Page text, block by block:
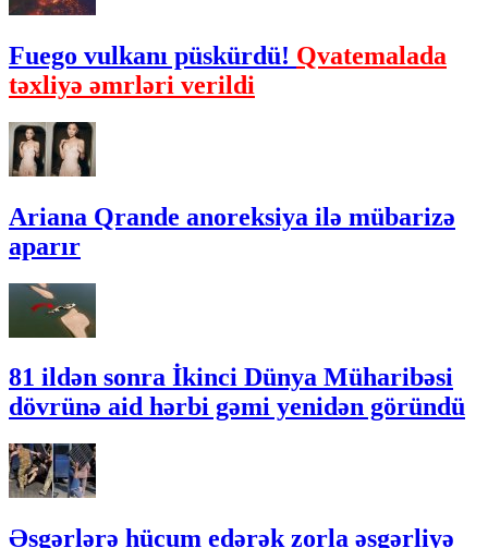
Fuego vulkanı püskürdü! Qvatemalada
təxliyə əmrləri verildi
Ariana Qrande anoreksiya ilə mübarizə
aparır
81 ildən sonra İkinci Dünya Müharibəsi
dövrünə aid hərbi gəmi yenidən göründü
Əsgərlərə hücum edərək zorla əsgərliyə